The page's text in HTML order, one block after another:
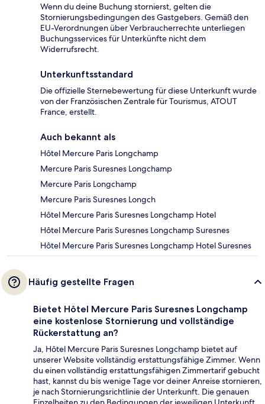
Wenn du deine Buchung stornierst, gelten die
Stornierungsbedingungen des Gastgebers. Gemäß den
EU-Verordnungen über Verbraucherrechte unterliegen
Buchungsservices für Unterkünfte nicht dem
Widerrufsrecht.
Unterkunftsstandard
Die offizielle Sternebewertung für diese Unterkunft wurde
von der Französischen Zentrale für Tourismus, ATOUT
France, erstellt.
Auch bekannt als
Hôtel Mercure Paris Longchamp
Mercure Paris Suresnes Longchamp
Mercure Paris Longchamp
Mercure Paris Suresnes Longch
Hôtel Mercure Paris Suresnes Longchamp Hotel
Hôtel Mercure Paris Suresnes Longchamp Suresnes
Hôtel Mercure Paris Suresnes Longchamp Hotel Suresnes
Häufig gestellte Fragen
Bietet Hôtel Mercure Paris Suresnes Longchamp
eine kostenlose Stornierung und vollständige
Rückerstattung an?
Ja, Hôtel Mercure Paris Suresnes Longchamp bietet auf
unserer Website vollständig erstattungsfähige Zimmer. Wenn
du einen vollständig erstattungsfähigen Zimmertarif gebucht
hast, kannst du bis wenige Tage vor deiner Anreise stornieren,
je nach Stornierungsrichtlinie der Unterkunft. Die genauen